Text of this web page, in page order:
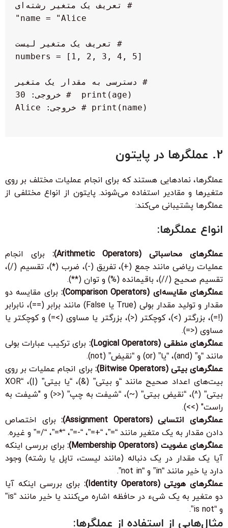
2. عملگرها در پایتون
عملگرها، نمادهایی هستند که برای انجام عملیات مختلف بر روی
متغیرها و مقادیر استفاده می‌شوند. پایتون از انواع مختلفی از
عملگرها پشتیبانی می‌کند:
انواع عملگرها:
عملگرهای محاسباتی (Arithmetic Operators):
برای انجام
عملیات ریاضی مانند جمع (+)، تفریق (-)، ضرب (*)، تقسیم (/)،
تقسیم صحیح (//)، باقیمانده (%) و توان (**).
عملگرهای مقایسه‌ای (Comparison Operators):
برای مقایسه دو
مقدار و تولید مقدار بولی (True یا False) مانند برابر (==)، نابرابر
(!=)، بزرگتر (>)، کوچکتر (<)، بزرگتر یا مساوی (>=) و کوچکتر یا
مساوی (<=).
عملگرهای منطقی (Logical Operators):
برای ترکیب عبارات بولی
مانند “و” (and)، “یا” (or) و “نقیض” (not).
عملگرهای بیتی (Bitwise Operators):
برای انجام عملیات بر روی
بیت‌های اعداد صحیح مانند “و بیتی” (&)، “یا بیتی” (|)، “XOR
بیتی” (^)، “نقیض بیتی” (~)، “شیفت به چپ” (<<) و "شیفت به
راست" (>>).
عملگرهای انتسابی (Assignment Operators):
برای اختصاص
دادن مقدار به یک متغیر مانند “=”، “+=”، “-=”، “*=”، “/=” و غیره.
عملگرهای عضویت (Membership Operators):
برای بررسی اینکه
آیا یک مقدار در یک دنباله (مانند لیست، تاپل یا رشته) وجود
دارد یا خیر مانند “in” و “not in”.
عملگرهای هویتی (Identity Operators):
برای بررسی اینکه آیا
دو متغیر به یک شیء در حافظه اشاره می‌کنند یا خیر مانند “is”
و “is not”.
مثال‌هایی از استفاده از عملگرها: